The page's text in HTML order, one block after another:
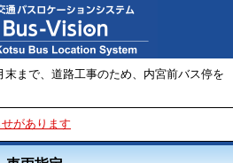
末まで、道路工事のため、内宮前バス停を
があります